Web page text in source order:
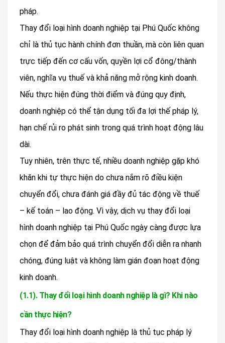
pháp.
Thay đổi loại hình doanh nghiệp tại Phú Quốc không
chỉ là thủ tục hành chính đơn thuần, mà còn liên quan
trực tiếp đến cơ cấu vốn, quyền lợi cổ đông/thành
viên, nghĩa vụ thuế và khả năng mở rộng kinh doanh.
Nếu thực hiện đúng thời điểm và đúng quy định,
doanh nghiệp có thể tận dụng tối đa lợi thế pháp lý,
hạn chế rủi ro phát sinh trong quá trình hoạt động lâu
dài.
Tuy nhiên, trên thực tế, nhiều doanh nghiệp gặp khó
khăn khi tự thực hiện do chưa nắm rõ điều kiện
chuyển đổi, chưa đánh giá đầy đủ tác động về thuế
– kế toán – lao động. Vì vậy, dịch vụ thay đổi loại
hình doanh nghiệp tại Phú Quốc ngày càng được lựa
chọn để đảm bảo quá trình chuyển đổi diễn ra nhanh
chóng, đúng luật và không làm gián đoạn hoạt động
kinh doanh.
(1.1). Thay đổi loại hình doanh nghiệp là gì? Khi nào
cần thực hiện?
Thay đổi loại hình doanh nghiệp là thủ tục pháp lý